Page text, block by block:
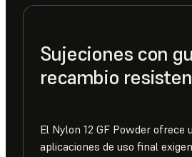
Sujeciones con
recambio
El Nylon 12 GF Powder
aplicaciones de uso final